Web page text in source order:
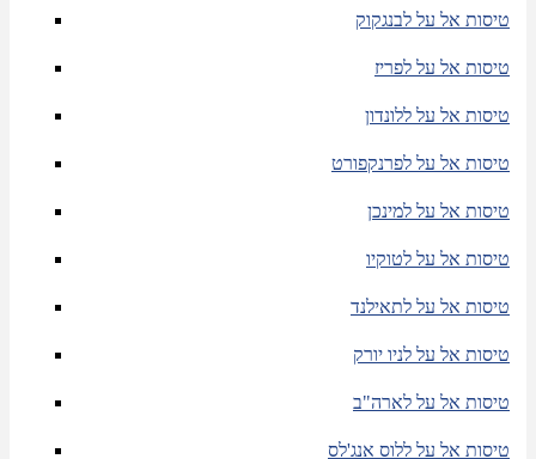
טיסות אל על לבנגקוק
טיסות אל על לפריז
טיסות אל על ללונדון
טיסות אל על לפרנקפורט
טיסות אל על למינכן
טיסות אל על לטוקיו
טיסות אל על לתאילנד
טיסות אל על לניו יורק
טיסות אל על לארה"ב
טיסות אל על ללוס אנג'לס